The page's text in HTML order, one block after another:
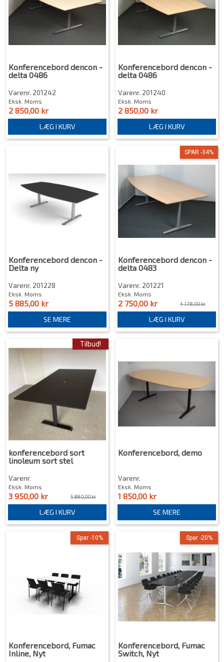
Konferencebord dencon -
delta 0486
Varenr. 201242
Eksk. Moms
2 850,00 kr
LÆG I KURV
Konferencebord dencon -
delta 0486
Varenr. 201240
Eksk. Moms
2 850,00 kr
LÆG I KURV
Konferencebord dencon -
Delta ny
Varenr. 201228
Eksk. Moms
5 885,00 kr
SE MERE
SPAR -34%
Konferencebord dencon -
delta 0483
Varenr. 201221
Eksk. Moms
2 750,00 kr 4 178,00 kr
LÆG I KURV
Tilbud!
konferencebord sort
linoleum sort stel
Varenr.
Eksk. Moms
3 950,00 kr 5 880,00 kr
LÆG I KURV
Konferencebord, demo
Varenr.
Eksk. Moms
1 850,00 kr
SE MERE
Spar -10%
Konferencebord, Fumac
Inline, Nyt
Spar -20%
Konferencebord, Fumac
Switch, Nyt